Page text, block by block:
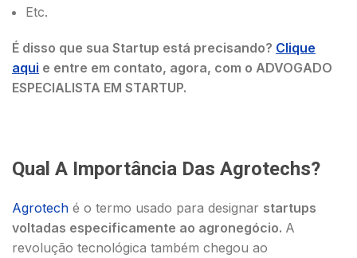
Etc.
É disso que sua Startup está precisando? Clique
aqui e entre em contato, agora, com o ADVOGADO
ESPECIALISTA EM STARTUP.
Qual A Importância Das Agrotechs?
Agrotech é o termo usado para designar startups
voltadas especificamente ao agronegócio. A
revolução tecnológica também chegou ao